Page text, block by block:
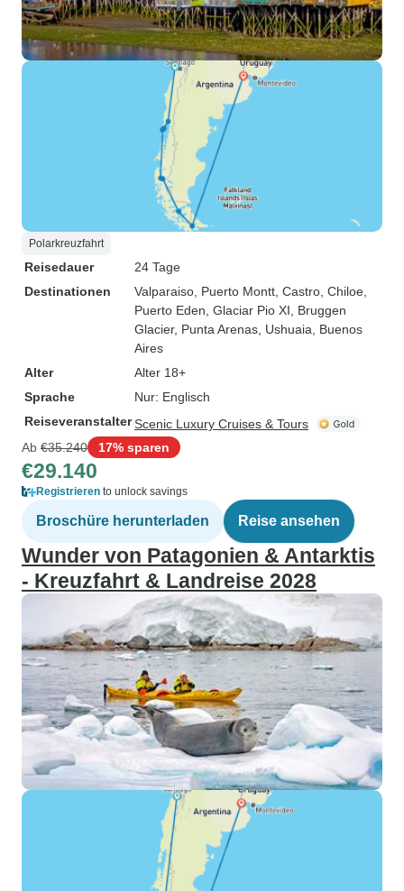
Polarkreuzfahrt
Reisedauer
24 Tage
Destinationen
Valparaiso , Puerto Montt , Castro , Chiloe
Puerto Eden , Glaciar Pio XI , Bruggen
Glacier, Punta Arenas , Ushuaia , Buenos
Aires
Alter
Alter 18+
Sprache
Nur: Englisch
ReiseveranstalterScenic Luxury Cruises & Tours
Ab €35.240 17% sparen
€29.140
Registrieren to unlock savings
Broschüre herunterladen Reise ansehen
Wunder von Patagonien & Antarktis
- Kreuzfahrt & Landreise 2028